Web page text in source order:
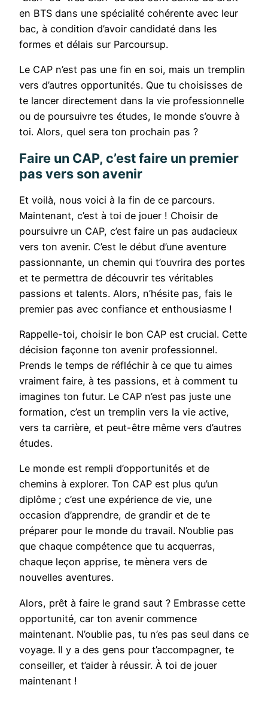
en BTS dans une spécialité cohérente avec leur
bac, à condition d’avoir candidaté dans les
formes et délais sur Parcoursup.
Le CAP n’est pas une fin en soi, mais un tremplin
vers d’autres opportunités. Que tu choisisses de
te lancer directement dans la vie professionnelle
ou de poursuivre tes études, le monde s’ouvre à
toi. Alors, quel sera ton prochain pas ?
Faire un CAP, c’est faire un premier
pas vers son avenir
Et voilà, nous voici à la fin de ce parcours.
Maintenant, c’est à toi de jouer ! Choisir de
poursuivre un CAP, c’est faire un pas audacieux
vers ton avenir. C’est le début d’une aventure
passionnante, un chemin qui t’ouvrira des portes
et te permettra de découvrir tes véritables
passions et talents. Alors, n’hésite pas, fais le
premier pas avec confiance et enthousiasme !
Rappelle-toi, choisir le bon CAP est crucial. Cette
décision façonne ton avenir professionnel.
Prends le temps de réfléchir à ce que tu aimes
vraiment faire, à tes passions, et à comment tu
imagines ton futur. Le CAP n’est pas juste une
formation, c’est un tremplin vers la vie active,
vers ta carrière, et peut-être même vers d’autres
études.
Le monde est rempli d’opportunités et de
chemins à explorer. Ton CAP est plus qu’un
diplôme ; c’est une expérience de vie, une
occasion d’apprendre, de grandir et de te
préparer pour le monde du travail. N’oublie pas
que chaque compétence que tu acquerras,
chaque leçon apprise, te mènera vers de
nouvelles aventures.
Alors, prêt à faire le grand saut ? Embrasse cette
opportunité, car ton avenir commence
maintenant. N’oublie pas, tu n’es pas seul dans ce
voyage. Il y a des gens pour t’accompagner, te
conseiller, et t’aider à réussir. À toi de jouer
maintenant !